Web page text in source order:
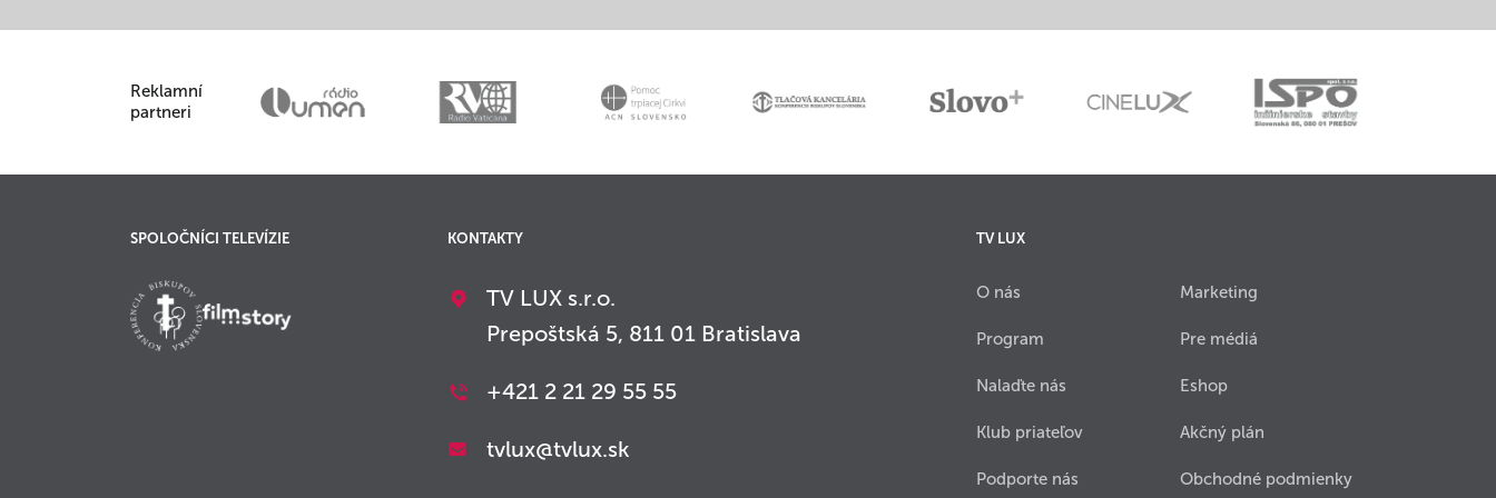
Reklamní
partneri
SPOLOČNÍCI TELEVÍZIE KONTAKTY
TV LUX s.r.o.
Prepoštská 5, 811 01 Bratislava
+421 2 21 29 55 55
tvlux@tvlux.sk
TV LUX
O nás
Program
Nalaďte nás
Klub priateľov
Podporte nás
Marketing
Pre médiá
Eshop
Akčný plán
Obchodné podmienky